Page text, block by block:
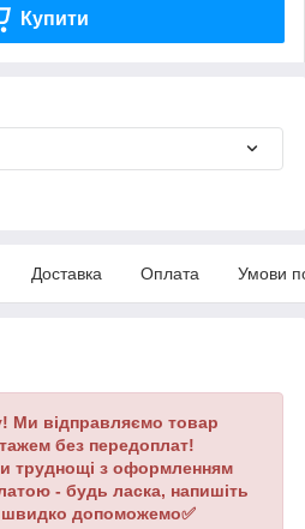
Купити
Доставка Оплата Умови
Ми відправляємо товар
без передоплат!
труднощі з оформленням
- будь ласка, напишіть
швидко допоможемо✅